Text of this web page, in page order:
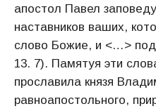
апостол Павел
наставников ваших,
слово Божие, и <…>
13. 7). Памятуя эти
прославила князя
равноапостольного,